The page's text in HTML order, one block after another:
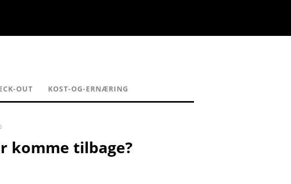
OUT KOST-OG-ERNÆRING
komme tilbage?